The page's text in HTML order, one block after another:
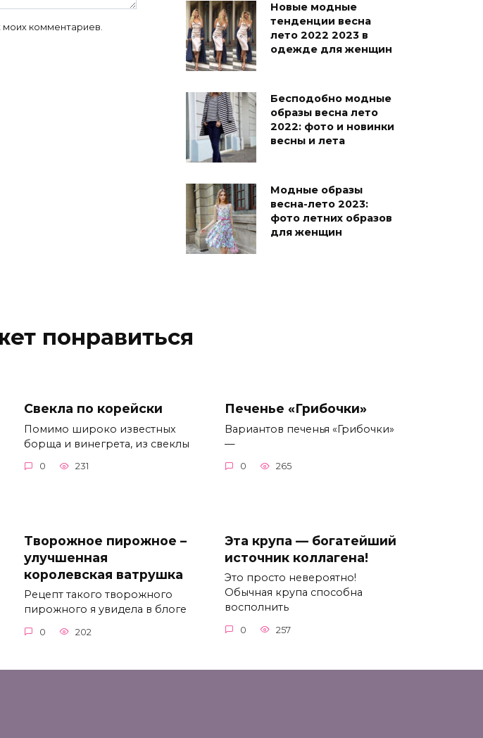
комментариев.
Новые модные
тенденции весна
лето 2022 2023 в
одежде для женщин
Бесподобно модные
образы весна лето
2022: фото и новинки
весны и лета
Модные образы
весна-лето 2023:
фото летних образов
для женщин
понравиться
Свекла по корейски
Помимо широко известных
борща и винегрета, из свеклы
0 231
Печенье «Грибочки»
Вариантов печенья «Грибочки»
—
0 265
Творожное пирожное –
улучшенная
королевская ватрушка
Рецепт такого творожного
пирожного я увидела в блоге
0 202
Эта крупа — богатейший
источник коллагена!
Это просто невероятно!
Обычная крупа способна
восполнить
0 257